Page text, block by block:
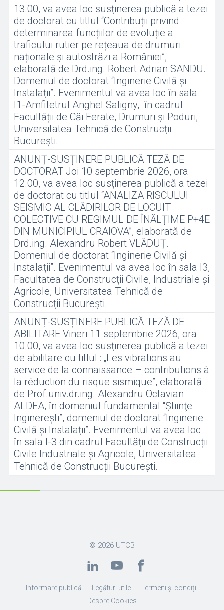
13.00, va avea loc susținerea publică a tezei
de doctorat cu titlul “Contribuții privind
determinarea funcțiilor de evoluție a
traficului rutier pe rețeaua de drumuri
naționale și autostrăzi a României”,
elaborată de Drd.ing. Robert Adrian SANDU.
Domeniul de doctorat “Inginerie Civilă și
Instalații”. Evenimentul va avea loc în sala
I1-Amfitetrul Anghel Saligny, în cadrul
Facultății de Căi Ferate, Drumuri și Poduri,
Universitatea Tehnică de Construcții
București.
ANUNȚ-SUSȚINERE PUBLICĂ TEZĂ DE
DOCTORAT Joi 10 septembrie 2026, ora
12.00, va avea loc susținerea publică a tezei
de doctorat cu titlul “ANALIZA RISCULUI
SEISMIC AL CLĂDIRILOR DE LOCUIT
COLECTIVE CU REGIMUL DE ÎNĂLȚIME P+4E
DIN MUNICIPIUL CRAIOVA”, elaborată de
Drd.ing. Alexandru Robert VLĂDUȚ.
Domeniul de doctorat “Inginerie Civilă și
Instalații”. Evenimentul va avea loc în sala I3,
Facultatea de Construcții Civile, Industriale și
Agricole, Universitatea Tehnică de
Construcții București.
ANUNȚ-SUSȚINERE PUBLICĂ TEZĂ DE
ABILITARE Vineri 11 septembrie 2026, ora
10.00, va avea loc susținerea publică a tezei
de abilitare cu titlul : „Les vibrations au
service de la connaissance – contributions à
la réduction du risque sismique”, elaborată
de Prof.univ.dr.ing. Alexandru Octavian
ALDEA, în domeniul fundamental “Ştiinţe
Inginereşti”, domeniul de doctorat “Inginerie
Civilă și Instalații”. Evenimentul va avea loc
în sala I-3 din cadrul Facultății de Construcții
Civile Industriale și Agricole, Universitatea
Tehnică de Construcții București.
© 2026 UTCB
Informare publică Legături utile
Termeni și condiții
Despre Cookies